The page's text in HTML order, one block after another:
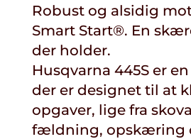
Robust og alsidig
Smart Start®. En
der holder.
Husqvarna 445S er
der er designet til at
opgaver, lige fra
fældning, opskæring